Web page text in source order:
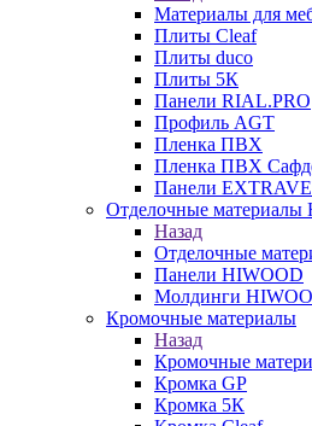
Материалы для
Плиты Cleaf
Плиты duco
Плиты 5К
Панели RIAL.PRO
Профиль AGT
Пленка ПВХ
Пленка ПВХ
Панели
Отделочные материалы
Назад
Отделочные
Панели HIWOOD
Молдинги
Кромочные материалы
Назад
Кромочные
Кромка GP
Кромка 5К